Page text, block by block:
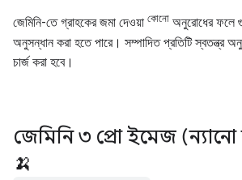
জেমিনি-তে গ্রাহকের জমা দেওয়া কোনো অনুরোধের ফলে
অনুসন্ধান করা হতে পারে। সম্পাদিত প্রতিটি স্বতন্ত্র
চার্জ করা হবে।
জেমিনি ৩ প্রো ইমেজ (ন্যানো
🍌